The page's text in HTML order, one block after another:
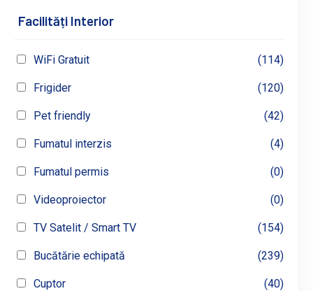
Facilități Interior
WiFi Gratuit (114)
Frigider (120)
Pet friendly (42)
Fumatul interzis (4)
Fumatul permis (0)
Videoproiector (0)
TV Satelit / Smart TV (154)
Bucătărie echipată (239)
Cuptor (40)